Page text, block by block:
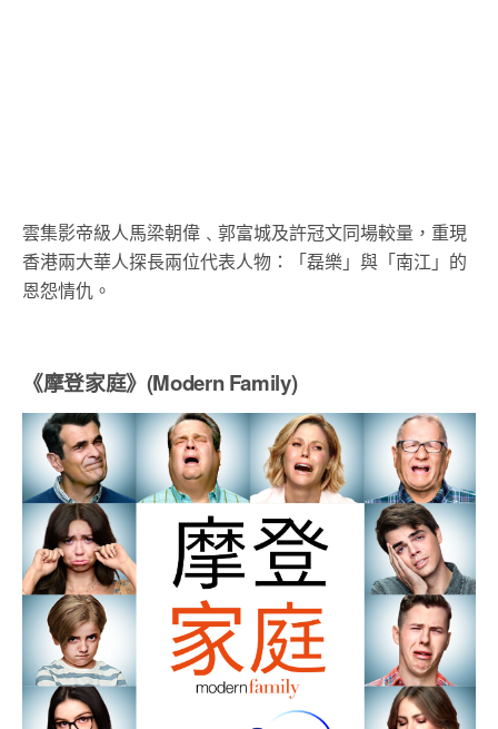
雲集影帝級人馬梁朝偉﹑郭富城及許冠文同場較量，重現
香港兩大華人探長兩位代表人物：「磊樂」與「南江」的
恩怨情仇。
《摩登家庭》(Modern Family)